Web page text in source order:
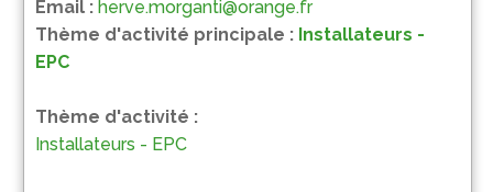
Email : herve.morganti@orange.fr
Thème d'activité principale : Installateurs -
EPC
Thème d'activité :
Installateurs - EPC